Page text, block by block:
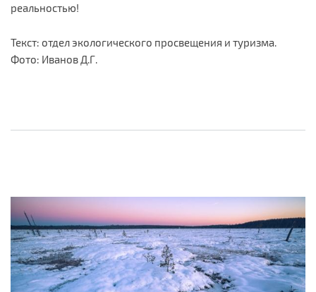
реальностью!
Текст: отдел экологического просвещения и туризма.
Фото: Иванов Д.Г.